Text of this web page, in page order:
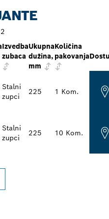
2
Izvedba
zubaca
Ukupna
dužina,
mm
Količina
pakovanja
Stalni
zupci
225 1 Kom.
Stalni
zupci
225 10 Kom.